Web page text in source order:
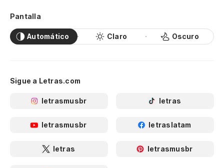
Pantalla
Automático Claro Oscuro
Sigue a Letras.com
letrasmusbr letras
letrasmusbr letraslatam
letras letrasmusbr